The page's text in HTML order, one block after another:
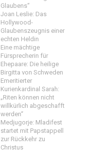
Glaubens“
Joan Leslie: Das
Hollywood-
Glaubenszeugnis einer
echten Heldin
Eine mächtige
Fürsprecherin für
Ehepaare: Die heilige
Birgitta von Schweden
Emeritierter
Kurienkardinal Sarah:
„Riten können nicht
willkürlich abgeschafft
werden“
Medjugorje: Mladifest
startet mit Papstappell
zur Rückkehr zu
Christus